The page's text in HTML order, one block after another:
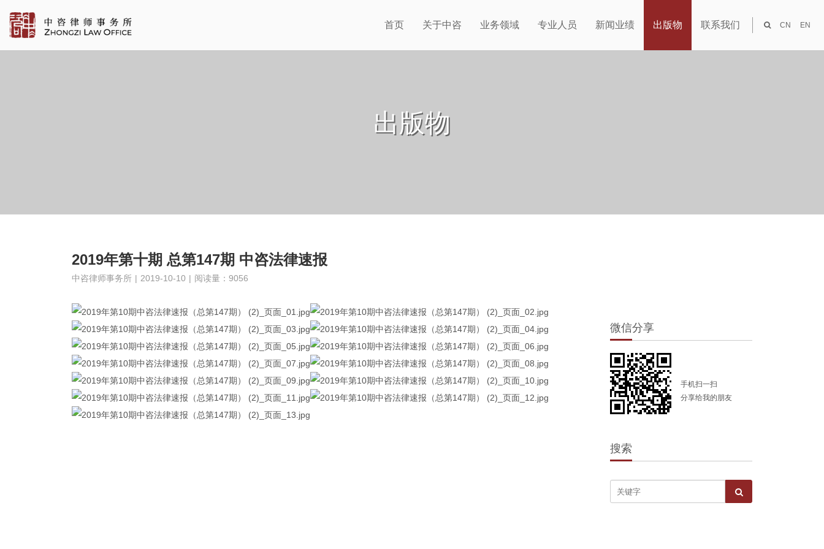
首页 关于中咨 业务领域 专业人员 新闻业绩 出版物 联系我们 CN EN
出版物
2019年第十期 总第147期 中咨法律速报
中咨律师事务所 | 2019-10-10 | 阅读量：9056
微信分享
手机扫一扫
分享给我的朋友
搜索